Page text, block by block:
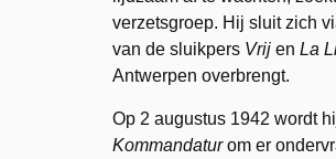
verzetsgroep. Hij sluit zich
van de sluikpers Vrij en La
Antwerpen overbrengt.
Op 2 augustus 1942 wordt
Kommandaturom er